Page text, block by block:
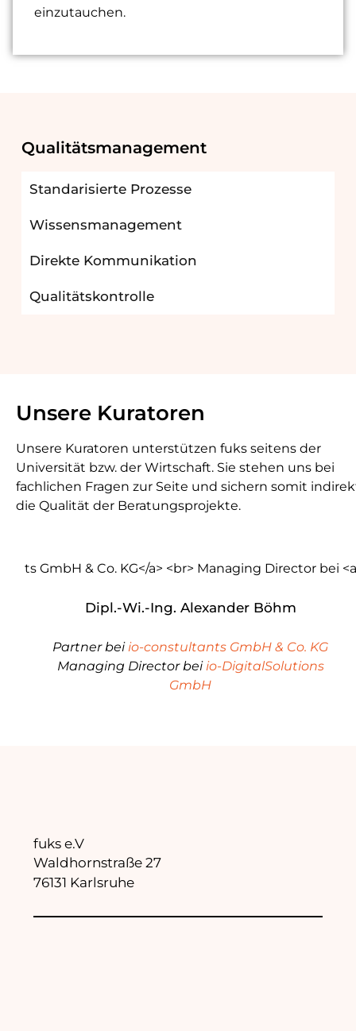
einzutauchen.
Qualitätsmanagement
Standarisierte Prozesse
Wissensmanagement
Direkte Kommunikation
Qualitätskontrolle
Unsere Kuratoren
Unsere Kuratoren unterstützen fuks seitens der
Universität bzw. der Wirtschaft. Sie stehen uns bei
fachlichen Fragen zur Seite und sichern somit
die Qualität der Beratungsprojekte.
Dipl.-Wi.-Ing. Alexander Böhm
Partner bei io-constultants GmbH & Co. KG
Managing Director bei io-DigitalSolutions
GmbH
fuks e.V
Waldhornstraße 27
76131 Karlsruhe